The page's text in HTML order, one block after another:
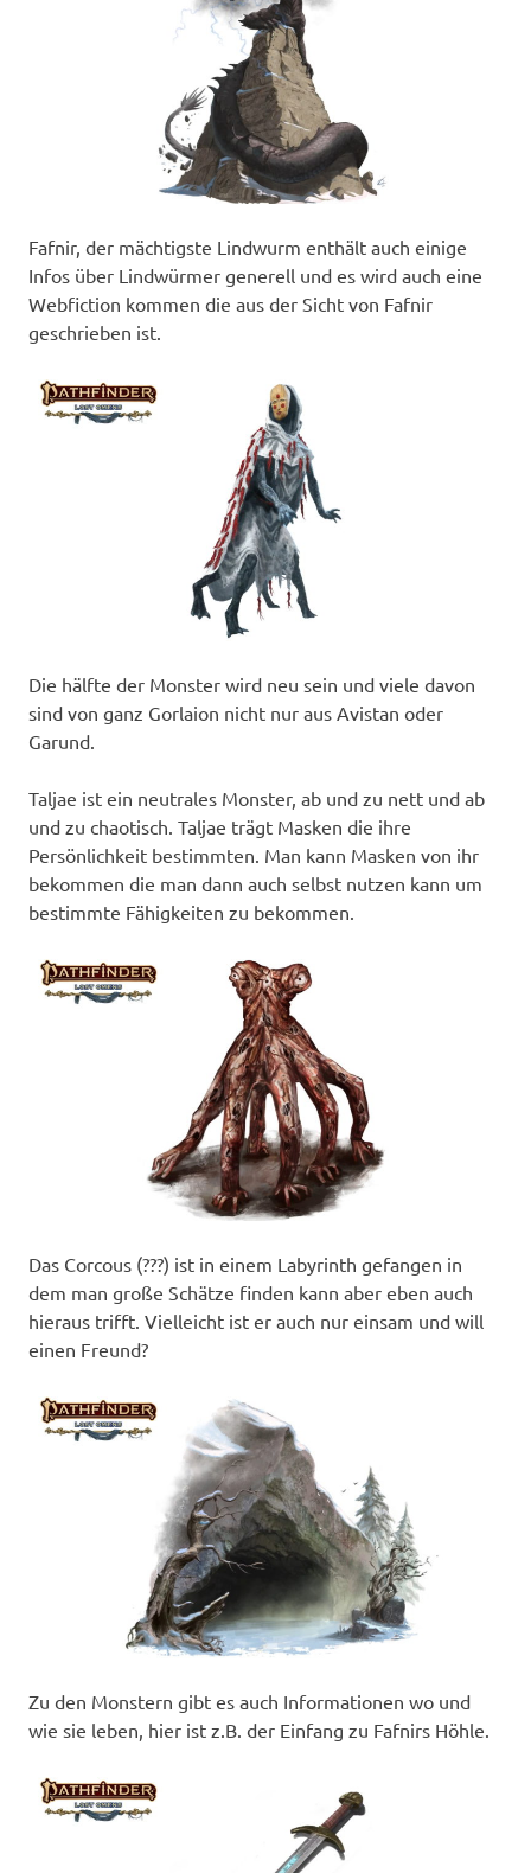
Fafnir, der mächtigste Lindwurm enthält auch einige
Infos über Lindwürmer generell und es wird auch eine
Webfiction kommen die aus der Sicht von Fafnir
geschrieben ist.
Die hälfte der Monster wird neu sein und viele davon
sind von ganz Gorlaion nicht nur aus Avistan oder
Garund.
Taljae ist ein neutrales Monster, ab und zu nett und ab
und zu chaotisch. Taljae trägt Masken die ihre
Persönlichkeit bestimmten. Man kann Masken von ihr
bekommen die man dann auch selbst nutzen kann um
bestimmte Fähigkeiten zu bekommen.
Das Corcous (???) ist in einem Labyrinth gefangen in
dem man große Schätze finden kann aber eben auch
hieraus trifft. Vielleicht ist er auch nur einsam und will
einen Freund?
Zu den Monstern gibt es auch Informationen wo und
wie sie leben, hier ist z.B. der Einfang zu Fafnirs Höhle.